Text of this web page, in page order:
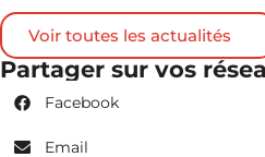
Voir toutes les actualités
Partager sur vos
Facebook
Email